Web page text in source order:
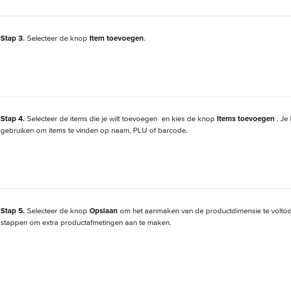
Stap 3. Selecteer de knop Item toevoegen.
Stap 4. Selecteer de items die je wilt toevoegen en kies de knop Items toevoegen .
gebruiken om items te vinden op naam, PLU of barcode.
Stap 5. Selecteer de knop Opslaan om het aanmaken van de productdimensie te
stappen om extra productafmetingen aan te maken.